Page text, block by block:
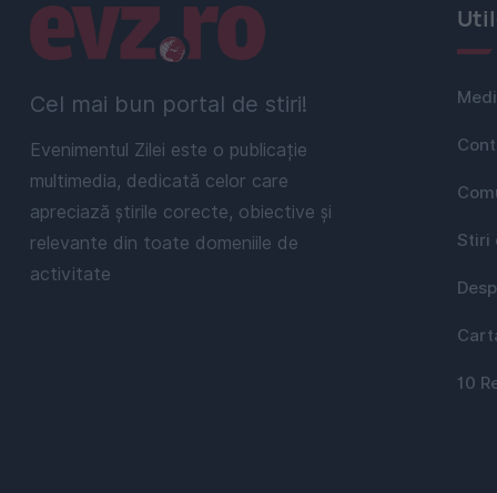
Cel mai bun portal de stiri!
Evenimentul Zilei este o publicație
multimedia, dedicată celor care
apreciază știrile corecte, obiective și
relevante din toate domeniile de
activitate
Linkuri utile
Stiri
10